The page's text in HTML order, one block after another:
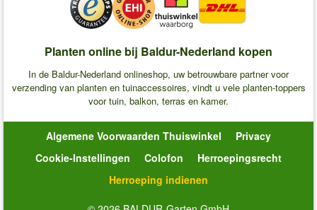
Planten online bij Baldur-Nederland kopen
In de Baldur-Nederland onlineshop, uw betrouwbare partner voor
verzending van planten en tuinaccessoires, vindt u vele planten-toppers
voor tuin, balkon, terras en kamer.
Algemene Voorwaarden Thuiswinkel
Privacy
Cookie-Instellingen
Colofon
Herroepingsrecht
Herroeping indienen